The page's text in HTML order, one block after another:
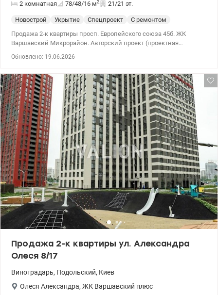
2 комнатная 78/48/16 м2 21/21 эт.
Новострой Укрытие Спецпроект
С ремонтом
Продажа 2-к квартиры просп. Европейского союза 45б. ЖК
Варшавский Микрорайон. Авторский проект (проектная
Обновлено: 19.06.2026
Продажа 2-к квартиры ул. Александра
Олеся 8/17
Виноградарь, Подольский, Киев
Олеся Александра, ЖК Варшавский плюс